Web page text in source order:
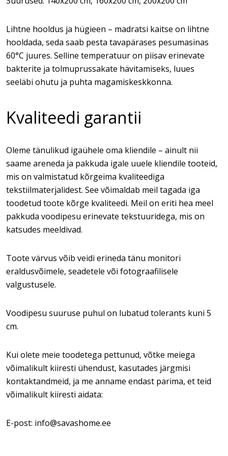
Lihtne hooldus ja hügieen – madratsi kaitse on lihtne
hooldada, seda saab pesta tavapärases pesumasinas
60°C juures. Selline temperatuur on piisav erinevate
bakterite ja tolmuprussakate hävitamiseks, luues
seeläbi ohutu ja puhta magamiskeskkonna.
Kvaliteedi garantii
Oleme tänulikud igaühele oma kliendile – ainult nii
saame areneda ja pakkuda igale uuele kliendile tooteid,
mis on valmistatud kõrgeima kvaliteediga
tekstiilmaterjalidest. See võimaldab meil tagada iga
toodetud toote kõrge kvaliteedi. Meil on eriti hea meel
pakkuda voodipesu erinevate tekstuuridega, mis on
katsudes meeldivad.
Toote värvus võib veidi erineda tänu monitori
eraldusvõimele, seadetele või fotograafilisele
valgustusele.
Voodipesu suuruse puhul on lubatud tolerants kuni 5
cm.
Kui olete meie toodetega pettunud, võtke meiega
võimalikult kiiresti ühendust, kasutades järgmisi
kontaktandmeid, ja me anname endast parima, et teid
võimalikult kiiresti aidata:
E-post: info@savashome.ee